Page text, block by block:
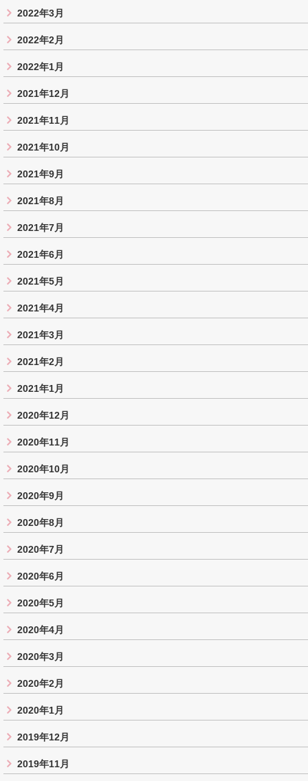
2022年3月
2022年2月
2022年1月
2021年12月
2021年11月
2021年10月
2021年9月
2021年8月
2021年7月
2021年6月
2021年5月
2021年4月
2021年3月
2021年2月
2021年1月
2020年12月
2020年11月
2020年10月
2020年9月
2020年8月
2020年7月
2020年6月
2020年5月
2020年4月
2020年3月
2020年2月
2020年1月
2019年12月
2019年11月